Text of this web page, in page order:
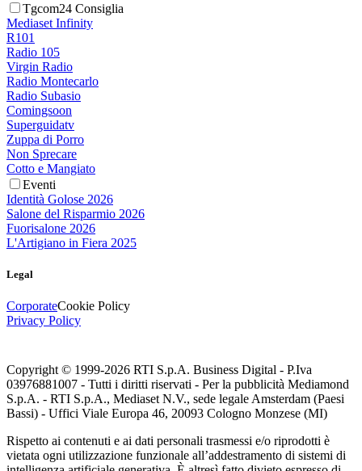
Tgcom24 Consiglia
Mediaset Infinity
R101
Radio 105
Virgin Radio
Radio Montecarlo
Radio Subasio
Comingsoon
Superguidatv
Zuppa di Porro
Non Sprecare
Cotto e Mangiato
Eventi
Identità Golose 2026
Salone del Risparmio 2026
Fuorisalone 2026
L'Artigiano in Fiera 2025
Legal
CorporateCookie Policy
Privacy Policy
Copyright © 1999-2026 RTI S.p.A. Business Digital - P.Iva
03976881007 - Tutti i diritti riservati - Per la pubblicità Mediamond
S.p.A. - RTI S.p.A., Mediaset N.V., sede legale Amsterdam (Paesi
Bassi) - Uffici Viale Europa 46, 20093 Cologno Monzese (MI)
Rispetto ai contenuti e ai dati personali trasmessi e/o riprodotti è
vietata ogni utilizzazione funzionale all’addestramento di sistemi di